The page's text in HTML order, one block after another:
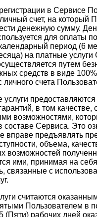
в Сервисе
счет, на который
денежную сумму.
для оплаты
период (6
на платные
путем
средств в виде
личного счета
услуги
в том
возможностями,
составе Сервиса. Это
вправе предъявлять
объема,
возможностей
ими, принимая на
связанные с
считаются
Пользователем в
(Пяти) рабочих дней